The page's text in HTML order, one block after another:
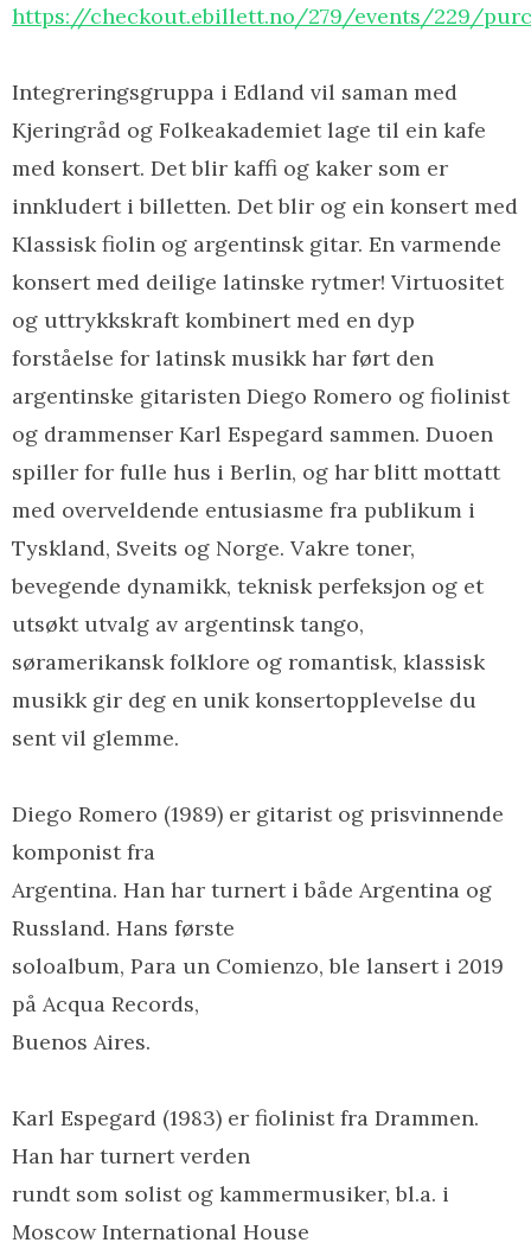
https://checkout.ebillett.no/279/events/229/
Integreringsgruppa i Edland vil saman med
Kjeringråd og Folkeakademiet lage til ein kafe
med konsert. Det blir kaffi og kaker som er
innkludert i billetten. Det blir og ein konsert med
Klassisk fiolin og argentinsk gitar. En varmende
konsert med deilige latinske rytmer! Virtuositet
og uttrykkskraft kombinert med en dyp
forståelse for latinsk musikk har ført den
argentinske gitaristen Diego Romero og fiolinist
og drammenser Karl Espegard sammen. Duoen
spiller for fulle hus i Berlin, og har blitt mottatt
med overveldende entusiasme fra publikum i
Tyskland, Sveits og Norge. Vakre toner,
bevegende dynamikk, teknisk perfeksjon og et
utsøkt utvalg av argentinsk tango,
søramerikansk folklore og romantisk, klassisk
musikk gir deg en unik konsertopplevelse du
sent vil glemme.
Diego Romero (1989) er gitarist og prisvinnende
komponist fra
Argentina. Han har turnert i både Argentina og
Russland. Hans første
soloalbum, Para un Comienzo, ble lansert i 2019
på Acqua Records,
Buenos Aires.
Karl Espegard (1983) er fiolinist fra Drammen.
Han har turnert verden
rundt som solist og kammermusiker, bl.a. i
Moscow International House